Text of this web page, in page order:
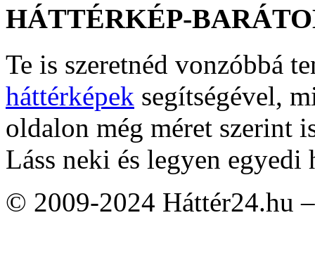
HÁTTÉRKÉP-
Te is szeretnéd vonzóbbá
háttérképek segítségével,
oldalon még méret szerint
Láss neki és legyen egyedi
© 2009-2024 Háttér24.hu